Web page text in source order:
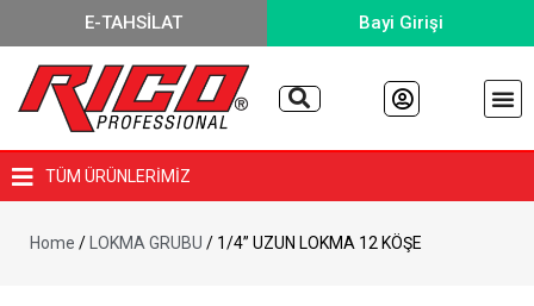
E-TAHSİLAT Bayi Girişi
TÜM ÜRÜNLERİMİZ
Home / LOKMA GRUBU / 1/4” UZUN LOKMA 12 KÖŞE